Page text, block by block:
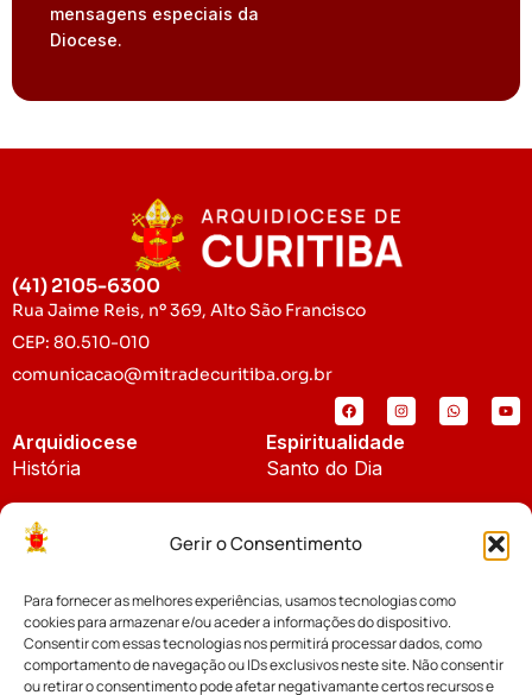
Gerir o Consentimento
Para fornecer as melhores experiências, usamos tecnologias como
cookies para armazenar e/ou aceder a informações do dispositivo.
Consentir com essas tecnologias nos permitirá processar dados, como
comportamento de navegação ou IDs exclusivos neste site. Não consentir
ou retirar o consentimento pode afetar negativamante certos recursos e
mensagens especiais da
Diocese.
(41) 2105-6300
Rua Jaime Reis, nº 369, Alto São Francisco
CEP: 80.510-010
comunicacao@mitradecuritiba.org.br
Arquidiocese
História
Padroeira
Espiritualidade
Santo do Dia
Notícias
Notícias da Arquidiocese
Notícias Cáritas
Cúria Diocesana
Fundo Diocesano